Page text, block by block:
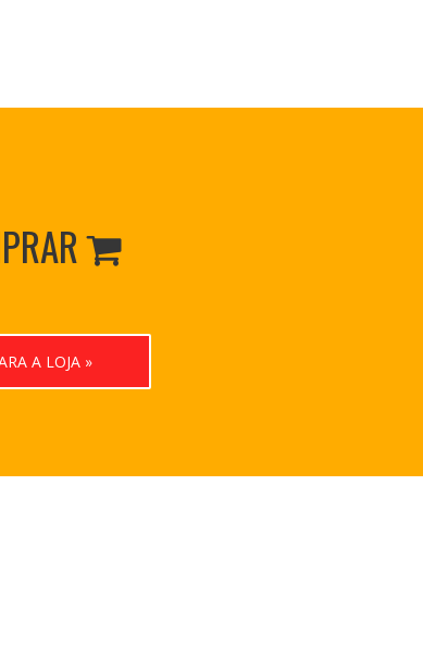

A LOJA »